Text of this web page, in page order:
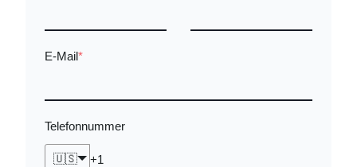
E-Mail*
Telefonnummer
🇺🇸